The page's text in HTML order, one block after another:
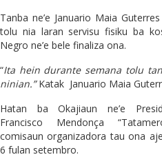
Tanba ne’e Januario Maia
tolu nia laran servisu fisiku ba
Negro ne’e bele finaliza ona.
“Ita hein durante semana tolu
ninian.”Katak Januario Maia
Hatan ba Okajiaun ne’e
Francisco Mendonça
comisaun organizadora tau ona
6 fulan setembro.